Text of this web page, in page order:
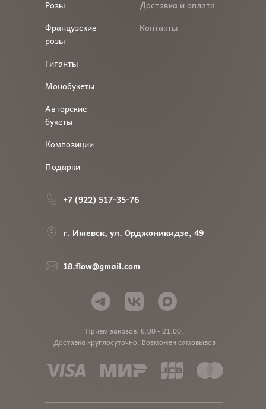
Приём заказов: 8:00 - 21:00.
Доставка круглосуточно. Возможен самовывоз
Розы
Французские
розы
Гиганты
Монобукеты
Авторские
букеты
Композиции
Подарки
Доставка и оплата
Контакты
+7 (922) 517-35-76
г. Ижевск, ул. Орджоникидзе, 49
18.flow@gmail.com